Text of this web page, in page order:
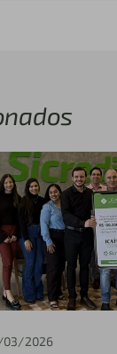
03/2026